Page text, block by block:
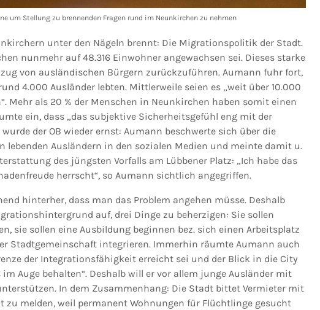
um Stellung zu brennenden Fragen rund im Neunkirchen zu nehmen
unter den Nägeln brennt: Die Migrationspolitik der Stadt.
nunmehr auf 48.316 Einwohner angewachsen sei. Dieses starke
von ausländischen Bürgern zurückzuführen. Aumann fuhr fort,
4.000 Ausländer lebten. Mittlerweile seien es „weit über 10.000
Mehr als 20 % der Menschen in Neunkirchen haben somit einen
ein, dass „das subjektive Sicherheitsgefühl eng mit der
der OB wieder ernst: Aumann beschwerte sich über die
Ausländern in den sozialen Medien und meinte damit u.
des jüngsten Vorfalls am Lübbener Platz: „Ich habe das
herrscht“, so Aumann sichtlich angegriffen.
hinterher, dass man das Problem angehen müsse. Deshalb
auf, drei Dinge zu beherzigen: Sie sollen
sie sollen eine Ausbildung beginnen bez. sich einen Arbeitsplatz
Stadtgemeinschaft integrieren. Immerhin räumte Aumann auch
der Integrationsfähigkeit erreicht sei und der Blick in die City
Auge behalten“. Deshalb will er vor allem junge Ausländer mit
In dem Zusammenhang: Die Stadt bittet Vermieter mit
zu melden, weil permanent Wohnungen für Flüchtlinge gesucht